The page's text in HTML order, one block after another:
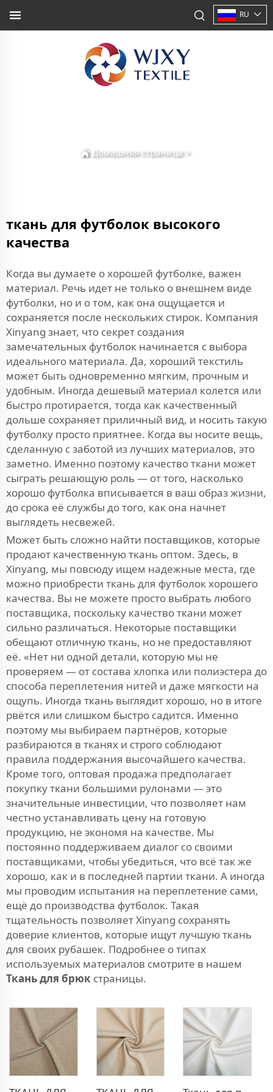
RU
Домашняя страница>
ткань для футболок высокого
качества
Когда вы думаете о хорошей футболке, важен
материал. Речь идет не только о внешнем виде
футболки, но и о том, как она ощущается и
сохраняется после нескольких стирок. Компания
Xinyang знает, что секрет создания
замечательных футболок начинается с выбора
идеального материала. Да, хороший текстиль
может быть одновременно мягким, прочным и
удобным. Иногда дешевый материал колется или
быстро протирается, тогда как качественный
дольше сохраняет приличный вид, и носить такую
футболку просто приятнее. Когда вы носите вещь,
сделанную с заботой из лучших материалов, это
заметно. Именно поэтому качество ткани может
сыграть решающую роль — от того, насколько
хорошо футболка вписывается в ваш образ жизни,
до срока её службы до того, как она начнет
выглядеть несвежей.
Может быть сложно найти поставщиков, которые
продают качественную ткань оптом. Здесь, в
Xinyang, мы повсюду ищем надежные места, где
можно приобрести ткань для футболок хорошего
качества. Вы не можете просто выбрать любого
поставщика, поскольку качество ткани может
сильно различаться. Некоторые поставщики
обещают отличную ткань, но не предоставляют
её. «Нет ни одной детали, которую мы не
проверяем — от состава хлопка или полиэстера до
способа переплетения нитей и даже мягкости на
ощупь. Иногда ткань выглядит хорошо, но в итоге
рвётся или слишком быстро садится. Именно
поэтому мы выбираем партнёров, которые
разбираются в тканях и строго соблюдают
правила поддержания высочайшего качества.
Кроме того, оптовая продажа предполагает
покупку ткани большими рулонами — это
значительные инвестиции, что позволяет нам
честно устанавливать цену на готовую
продукцию, не экономя на качестве. Мы
постоянно поддерживаем диалог со своими
поставщиками, чтобы убедиться, что всё так же
хорошо, как и в последней партии ткани. А иногда
мы проводим испытания на переплетение сами,
ещё до производства футболок. Такая
тщательность позволяет Xinyang сохранять
доверие клиентов, которые ищут лучшую ткань
для своих рубашек. Подробнее о типах
используемых материалов смотрите в нашем
Ткань для брюк страницы.